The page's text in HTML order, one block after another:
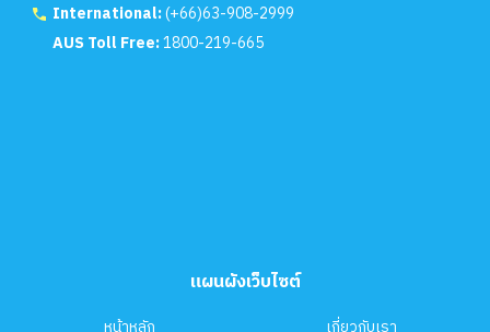
International:(+66)63-908-2999
AUS Toll Free:1800-219-665
แผนผังเว็บไซต์